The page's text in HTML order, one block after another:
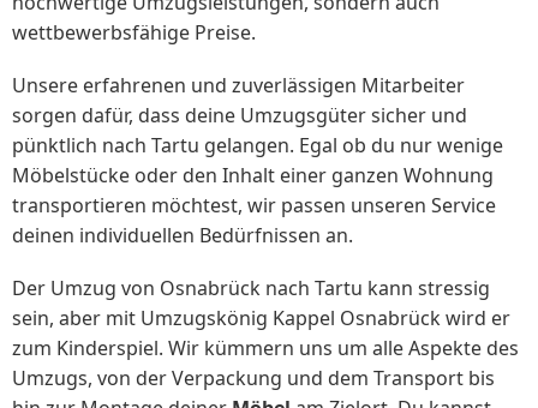
wettbewerbsfähige Preise.
Unsere erfahrenen und zuverlässigen Mitarbeiter
sorgen dafür, dass deine Umzugsgüter sicher und
pünktlich nach Tartu gelangen. Egal ob du nur wenige
Möbelstücke oder den Inhalt einer ganzen Wohnung
transportieren möchtest, wir passen unseren Service
deinen individuellen Bedürfnissen an.
Der Umzug von Osnabrück nach Tartu kann stressig
sein, aber mit Umzugskönig Kappel Osnabrück wird er
zum Kinderspiel. Wir kümmern uns um alle Aspekte des
Umzugs, von der Verpackung und dem Transport bis